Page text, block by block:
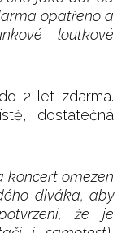
opatřeno a
loutkové
2 let zdarma.
dostatečná
koncert omezen
diváka, aby
že je